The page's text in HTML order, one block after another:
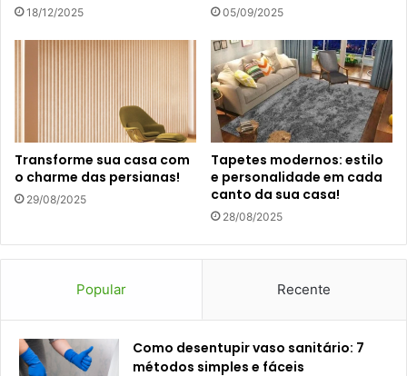
18/12/2025 05/09/2025
Transforme sua casa com
o charme das persianas!
29/08/2025
Tapetes modernos: estilo
e personalidade em cada
canto da sua casa!
28/08/2025
Popular Recente
Como desentupir vaso sanitário: 7
métodos simples e fáceis